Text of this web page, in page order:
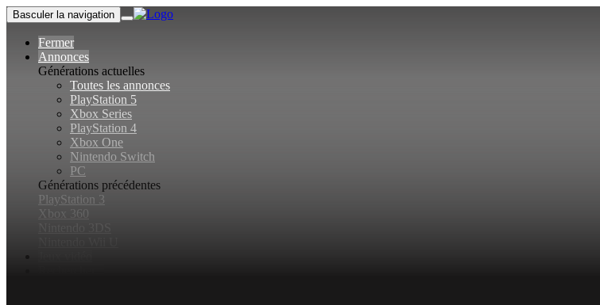
Basculer la navigation
Fermer
Annonces
Générations actuelles
Toutes les annonces
PlayStation 5
Xbox Series
PlayStation 4
Xbox One
Nintendo Switch
PC
Générations précédentes
PlayStation 3
Xbox 360